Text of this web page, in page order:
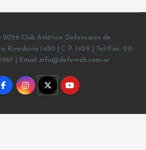
Club Atlético Defensores de
Rivadavia 1450 | C.P. 1429 | Tel/Fax: 00-
| Email: info@defeweb.com.ar